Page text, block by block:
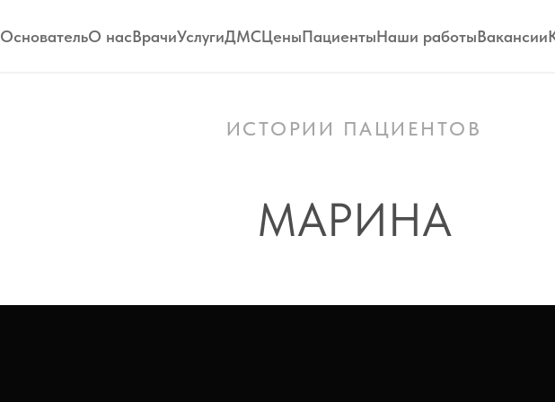
ОсновательО насВрачиУслугиДМСЦеныПациентыНаши работыВакансии
ИСТОРИИ ПАЦИЕНТОВ
МАРИНА